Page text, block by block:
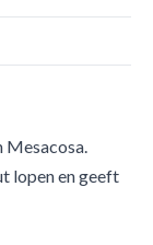
Mesacosa.
lopen en geeft